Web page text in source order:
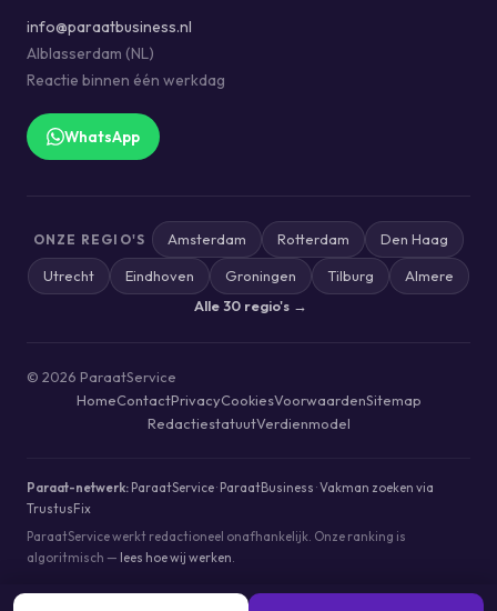
info@paraatbusiness.nl
Alblasserdam (NL)
Reactie binnen één werkdag
WhatsApp
ONZE REGIO'S Amsterdam Rotterdam Den Haag
Utrecht Eindhoven Groningen Tilburg
Almere
Alle 30 regio's →
© 2026 ParaatService
HomeContactPrivacyCookiesVoorwaardenSitemap
RedactiestatuutVerdienmodel
Paraat-netwerk: ParaatService· ParaatBusiness ·Vakman zoeken via
TrustusFix
ParaatService werkt redactioneel onafhankelijk. Onze ranking is
algoritmisch — lees hoe wij werken